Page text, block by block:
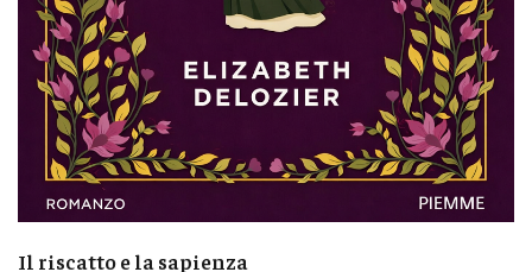
Il riscatto e la sapienza